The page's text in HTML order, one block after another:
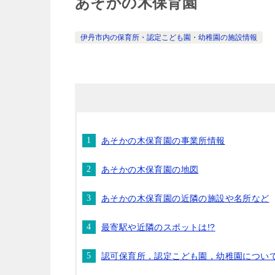
伊丹市内の保育所・認定こども園・幼稚園の施設情報
あそかの木保育園の事業所情報
あそかの木保育園の地図
あそかの木保育園の近隣の施設や名所など
最寄駅や近隣のスポットは!?
認可保育所，認定こども園，幼稚園につい